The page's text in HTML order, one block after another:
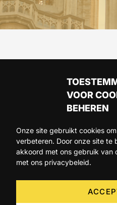
VOOR
BEHEREN
Onze site gebruikt cookies
verbeteren. Door onze site te
akkoord met ons gebruik van
met ons privacybeleid.
ARTIKELS